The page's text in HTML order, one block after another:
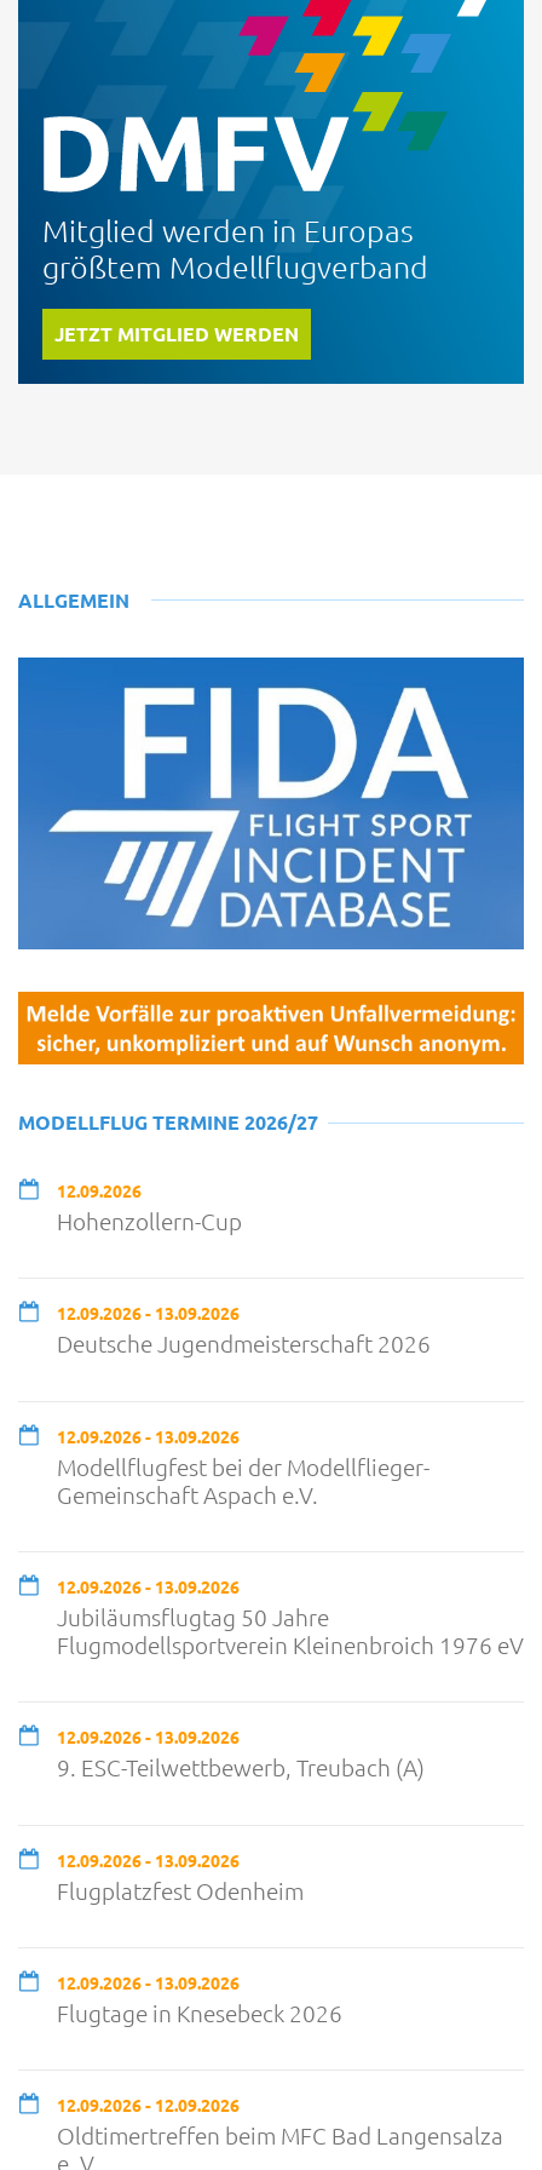
Mitglied werden in Europas
größtem Modellflugverband
JETZT MITGLIED WERDEN
ALLGEMEIN
MODELLFLUG TERMINE 2026/27
12.09.2026
Hohenzollern-Cup
12.09.2026 - 13.09.2026
Deutsche Jugendmeisterschaft 2026
12.09.2026 - 13.09.2026
Modellflugfest bei der Modellflieger-
Gemeinschaft Aspach e.V.
12.09.2026 - 13.09.2026
Jubiläumsflugtag 50 Jahre
Flugmodellsportverein Kleinenbroich 1976 eV
12.09.2026 - 13.09.2026
9. ESC-Teilwettbewerb, Treubach (A)
12.09.2026 - 13.09.2026
Flugplatzfest Odenheim
12.09.2026 - 13.09.2026
Flugtage in Knesebeck 2026
12.09.2026 - 12.09.2026
Oldtimertreffen beim MFC Bad Langensalza
e. V.